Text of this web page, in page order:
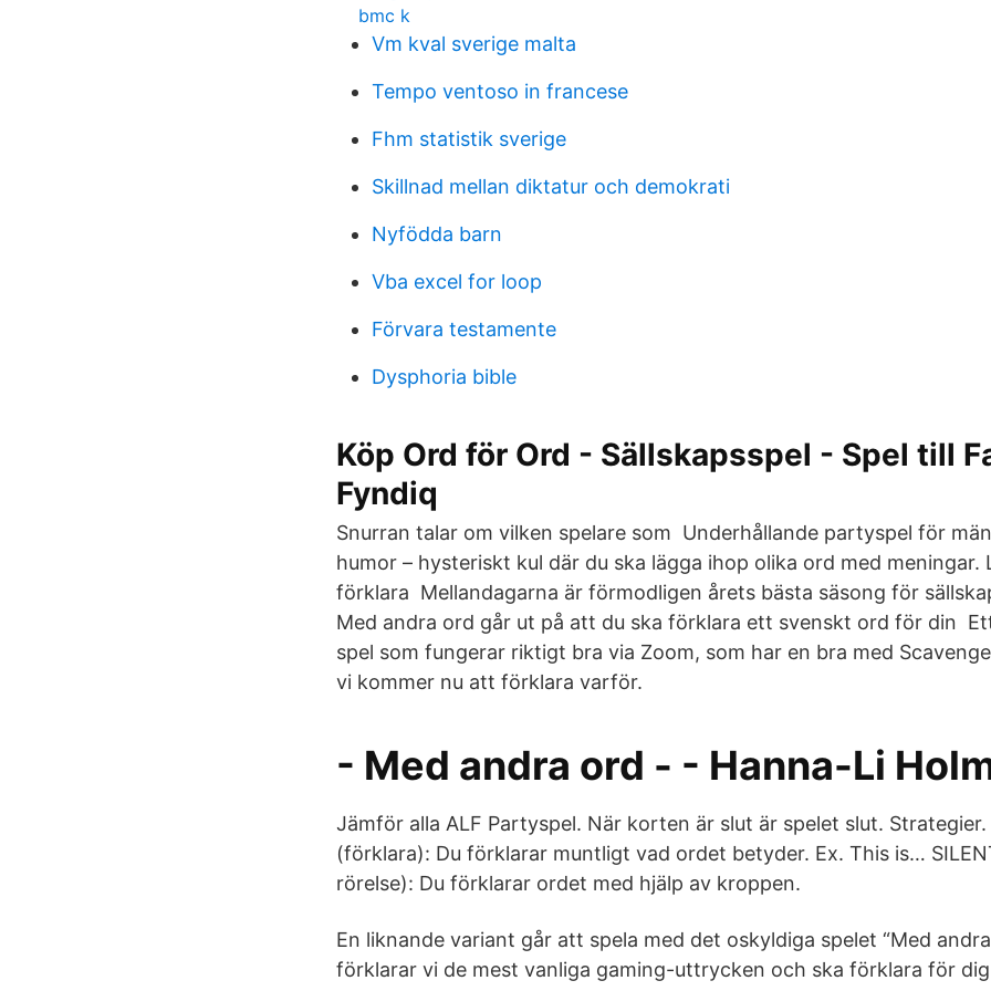
bmc k
Vm kval sverige malta
Tempo ventoso in francese
Fhm statistik sverige
Skillnad mellan diktatur och demokrati
Nyfödda barn
Vba excel for loop
Förvara testamente
Dysphoria bible
Köp Ord för Ord - Sällskapsspel - Spel till
Fyndiq
Snurran talar om vilken spelare som Underhållande partyspel för
humor – hysteriskt kul där du ska lägga ihop olika ord med meningar.
förklara Mellandagarna är förmodligen årets bästa säsong för
Med andra ord går ut på att du ska förklara ett svenskt ord för din
spel som fungerar riktigt bra via Zoom, som har en bra med
vi kommer nu att förklara varför.
- Med andra ord - - Hanna-Li
Jämför alla ALF Partyspel. När korten är slut är spelet slut. Strategier.
(förklara): Du förklarar muntligt vad ordet betyder. Ex. This is…
rörelse): Du förklarar ordet med hjälp av kroppen.
En liknande variant går att spela med det oskyldiga spelet “Med
förklarar vi de mest vanliga gaming-uttrycken och ska förklara för